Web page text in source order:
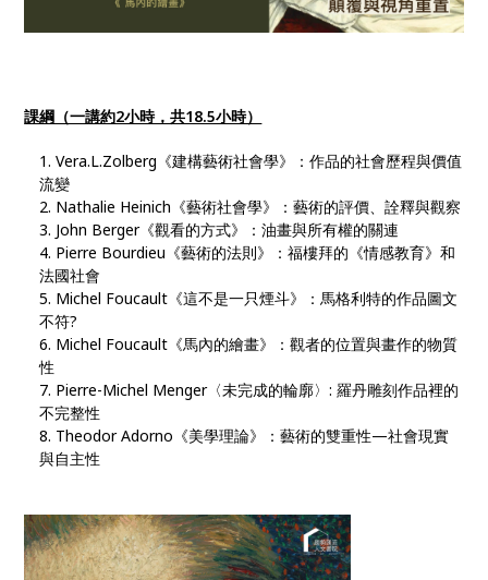
課綱（一講約2小時，共18.5小時）
Vera.L.Zolberg《建構藝術社會學》：作品的社會歷程與價值
流變
Nathalie Heinich《藝術社會學》：藝術的評價、詮釋與觀察
John Berger《觀看的方式》：油畫與所有權的關連
Pierre Bourdieu《藝術的法則》：福樓拜的《情感教育》和
法國社會
Michel Foucault《這不是一只煙斗》：馬格利特的作品圖文
不符?
Michel Foucault《馬內的繪畫》：觀者的位置與畫作的物質
性
Pierre-Michel Menger〈未完成的輪廓〉: 羅丹雕刻作品裡的
不完整性
Theodor Adorno《美學理論》：藝術的雙重性—社會現實
與自主性